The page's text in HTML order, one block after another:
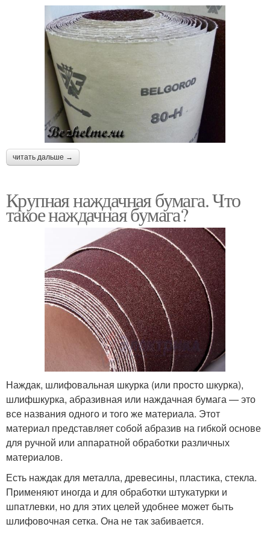
читать дальше →
Крупная наждачная бумага. Что
такое наждачная бумага?
Наждак, шлифовальная шкурка (или просто шкурка),
шлифшкурка, абразивная или наждачная бумага — это
все названия одного и того же материала. Этот
материал представляет собой абразив на гибкой основе
для ручной или аппаратной обработки различных
материалов.
Есть наждак для металла, древесины, пластика, стекла.
Применяют иногда и для обработки штукатурки и
шпатлевки, но для этих целей удобнее может быть
шлифовочная сетка. Она не так забивается.